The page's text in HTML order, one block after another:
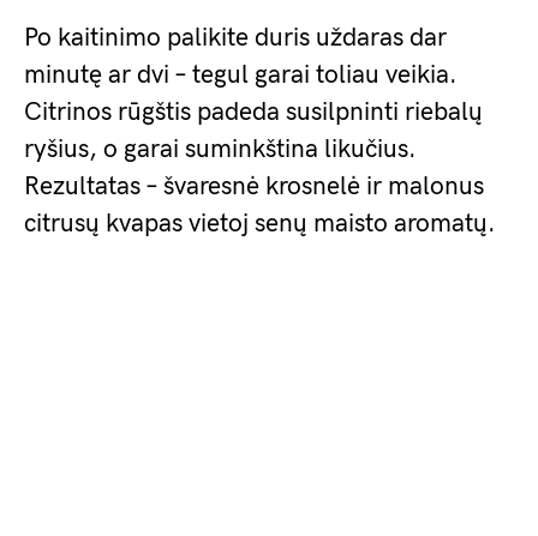
Po kaitinimo palikite duris uždaras dar
minutę ar dvi – tegul garai toliau veikia.
Citrinos rūgštis padeda susilpninti riebalų
ryšius, o garai suminkština likučius.
Rezultatas – švaresnė krosnelė ir malonus
citrusų kvapas vietoj senų maisto aromatų.